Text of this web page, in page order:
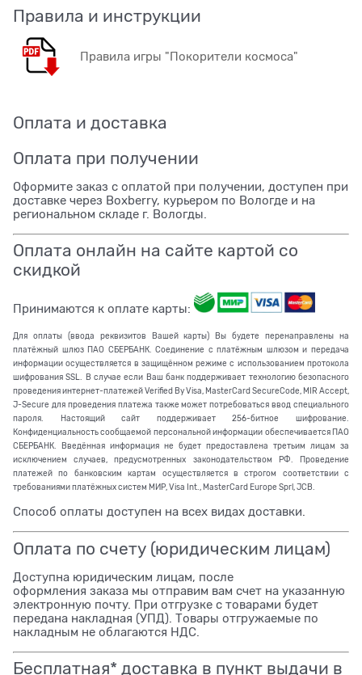
Правила и инструкции
Правила игры "Покорители космоса"
Оплата и доставка
Оплата при получении
Оформите заказ с оплатой при получении, доступен при
доставке через Boxberry, курьером по Вологде и на
региональном складе г. Вологды.
Оплата онлайн на сайте картой со
скидкой
Принимаются к оплате карты:
Для оплаты (ввода реквизитов Вашей карты) Вы будете перенаправлены на
платёжный шлюз ПАО СБЕРБАНК. Соединение с платёжным шлюзом и передача
информации осуществляется в защищённом режиме с использованием протокола
шифрования SSL. В случае если Ваш банк поддерживает технологию безопасного
проведения интернет-платежей Verified By Visa, MasterCard SecureCode, MIR Accept,
J-Secure для проведения платежа также может потребоваться ввод специального
пароля. Настоящий сайт поддерживает 256-битное шифрование.
Конфиденциальность сообщаемой персональной информации обеспечивается ПАО
СБЕРБАНК. Введённая информация не будет предоставлена третьим лицам за
исключением случаев, предусмотренных законодательством РФ. Проведение
платежей по банковским картам осуществляется в строгом соответствии с
требованиями платёжных систем МИР, Visa Int., MasterCard Europe Sprl, JCB.
Способ оплаты доступен на всех видах доставки.
Оплата по счету (юридическим лицам)
Доступна юридическим лицам, после
оформления заказа мы отправим вам счет на указанную
электронную почту. При отгрузке с товарами будет
передана накладная (УПД). Товары отгружаемые по
накладным не облагаются НДС.
Бесплатная* доставка в пункт выдачи в